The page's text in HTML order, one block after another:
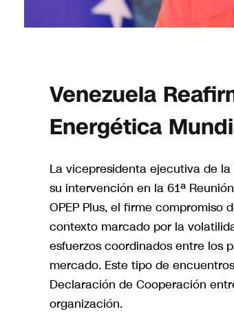
Venezuela
Energética
La vicepresidenta ejecutiva de
su intervención en la 61ª
OPEP Plus, el firme
contexto marcado por la
esfuerzos coordinados entre los
mercado. Este tipo de
Declaración de Cooperación
organización.